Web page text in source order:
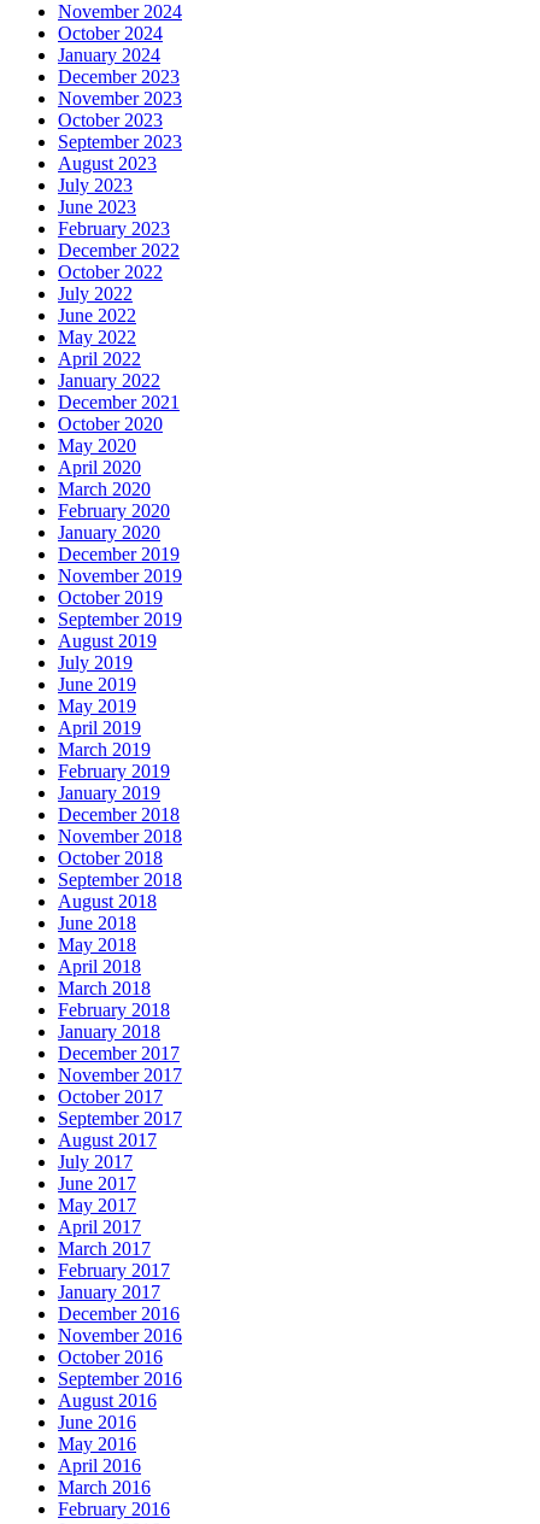
November 2024
October 2024
January 2024
December 2023
November 2023
October 2023
September 2023
August 2023
July 2023
June 2023
February 2023
December 2022
October 2022
July 2022
June 2022
May 2022
April 2022
January 2022
December 2021
October 2020
May 2020
April 2020
March 2020
February 2020
January 2020
December 2019
November 2019
October 2019
September 2019
August 2019
July 2019
June 2019
May 2019
April 2019
March 2019
February 2019
January 2019
December 2018
November 2018
October 2018
September 2018
August 2018
June 2018
May 2018
April 2018
March 2018
February 2018
January 2018
December 2017
November 2017
October 2017
September 2017
August 2017
July 2017
June 2017
May 2017
April 2017
March 2017
February 2017
January 2017
December 2016
November 2016
October 2016
September 2016
August 2016
June 2016
May 2016
April 2016
March 2016
February 2016